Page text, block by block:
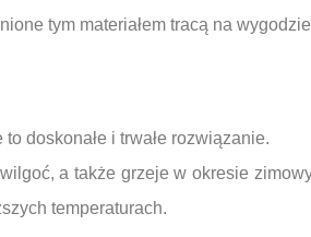
tym materiałem tracą na
doskonałe i trwałe rozwiązanie.
a także grzeje w okresie
temperaturach.